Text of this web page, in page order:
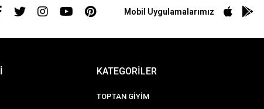
Mobil Uygulamalarımız
KATEGORİLER
TOPTAN GİYİM